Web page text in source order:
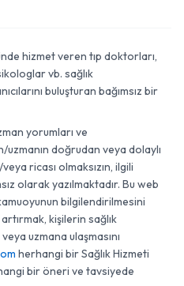
hizmet veren tıp doktorları,
vb. sağlık
buluşturan bağımsız bir
yorumları ve
doğrudan veya dolaylı
ricası olmaksızın, ilgili
olarak yazılmaktadır. Bu web
bilgilendirilmesini
kişilerin sağlık
uzmana ulaşmasını
herhangi bir Sağlık Hizmeti
bir öneri ve tavsiyede